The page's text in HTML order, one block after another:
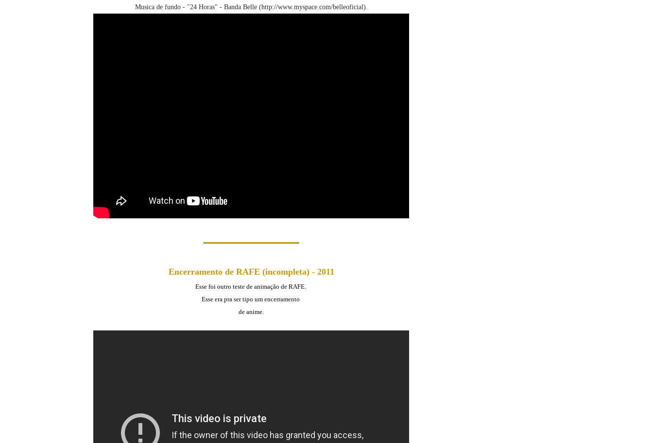
Musica de fundo - "24 Horas" - Banda Belle (http://www.myspace.com/belleoficial).
Encerramento de RAFE (incompleta) - 2011
Esse foi outro teste de animação de RAFE.
Esse era pra ser tipo um encerramento
de anime.